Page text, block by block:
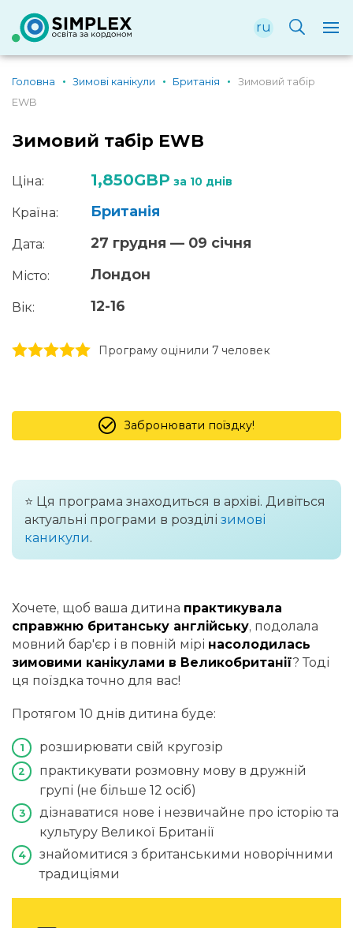
ru
Головна Зимові канікули Британія
Зимовий табір
EWB
Зимовий табір EWB
Ціна: 1,850GBP за 10 днів
Країна: Британія
Дата: 27 грудня — 09 січня
Місто: Лондон
Вік: 12-16
5 stars
4 stars
3 stars
2 stars
1 stars Програму оцінили 7 человек
Забронювати поїздку!
⭐️ Ця програма знаходиться в архіві. Дивіться
актуальні програми в розділі зимові
каникули.
Хочете, щоб ваша дитина практикувала
справжню британську англійську, подолала
мовний бар'єр і в повній мірі насолодилась
зимовими канікулами в Великобританії? Тоді
ця поїздка точно для вас!
Протягом 10 днів дитина буде:
розширювати свій кругозір
практикувати розмовну мову в дружній
групі (не більше 12 осіб)
дізнаватися нове і незвичайне про історію та
культуру Великої Британії
знайомитися з британськими новорічними
традиціями